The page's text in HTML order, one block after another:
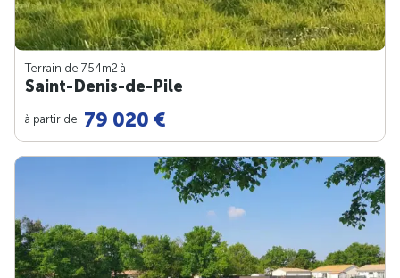
Terrain de 754m2 à
Saint-Denis-de-Pile
à partir de 79 020 €